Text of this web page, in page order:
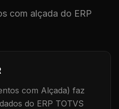
com alçada do ERP
com Alçada) faz
do ERP TOTVS